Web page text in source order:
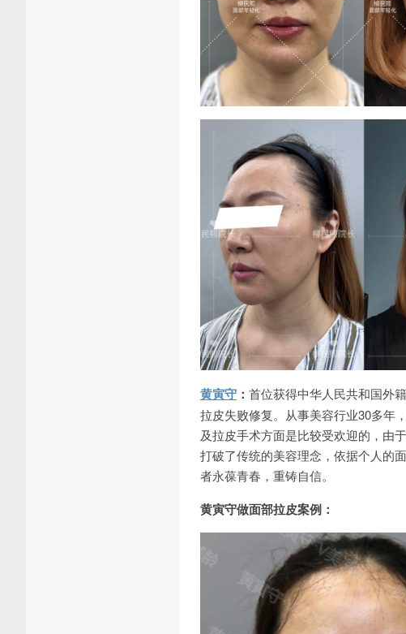
黄寅守 ： 首位获得中华人民共和国外
拉皮失败修复。从事美容行业30多年
及拉皮手术方面是比较受欢迎的，由
打破了传统的美容理念，依据个人的
者永葆青春，重铸自信。
黄寅守做面部拉皮案例：